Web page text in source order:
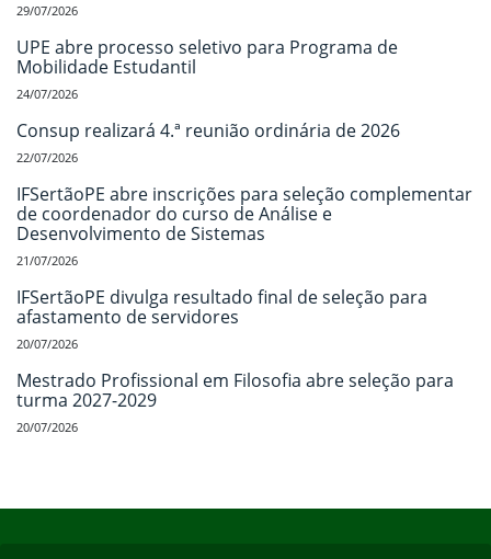
29/07/2026
UPE abre processo seletivo para Programa de
Mobilidade Estudantil
24/07/2026
Consup realizará 4.ª reunião ordinária de 2026
22/07/2026
IFSertãoPE abre inscrições para seleção complementar
de coordenador do curso de Análise e
Desenvolvimento de Sistemas
21/07/2026
IFSertãoPE divulga resultado final de seleção para
afastamento de servidores
20/07/2026
Mestrado Profissional em Filosofia abre seleção para
turma 2027-2029
20/07/2026